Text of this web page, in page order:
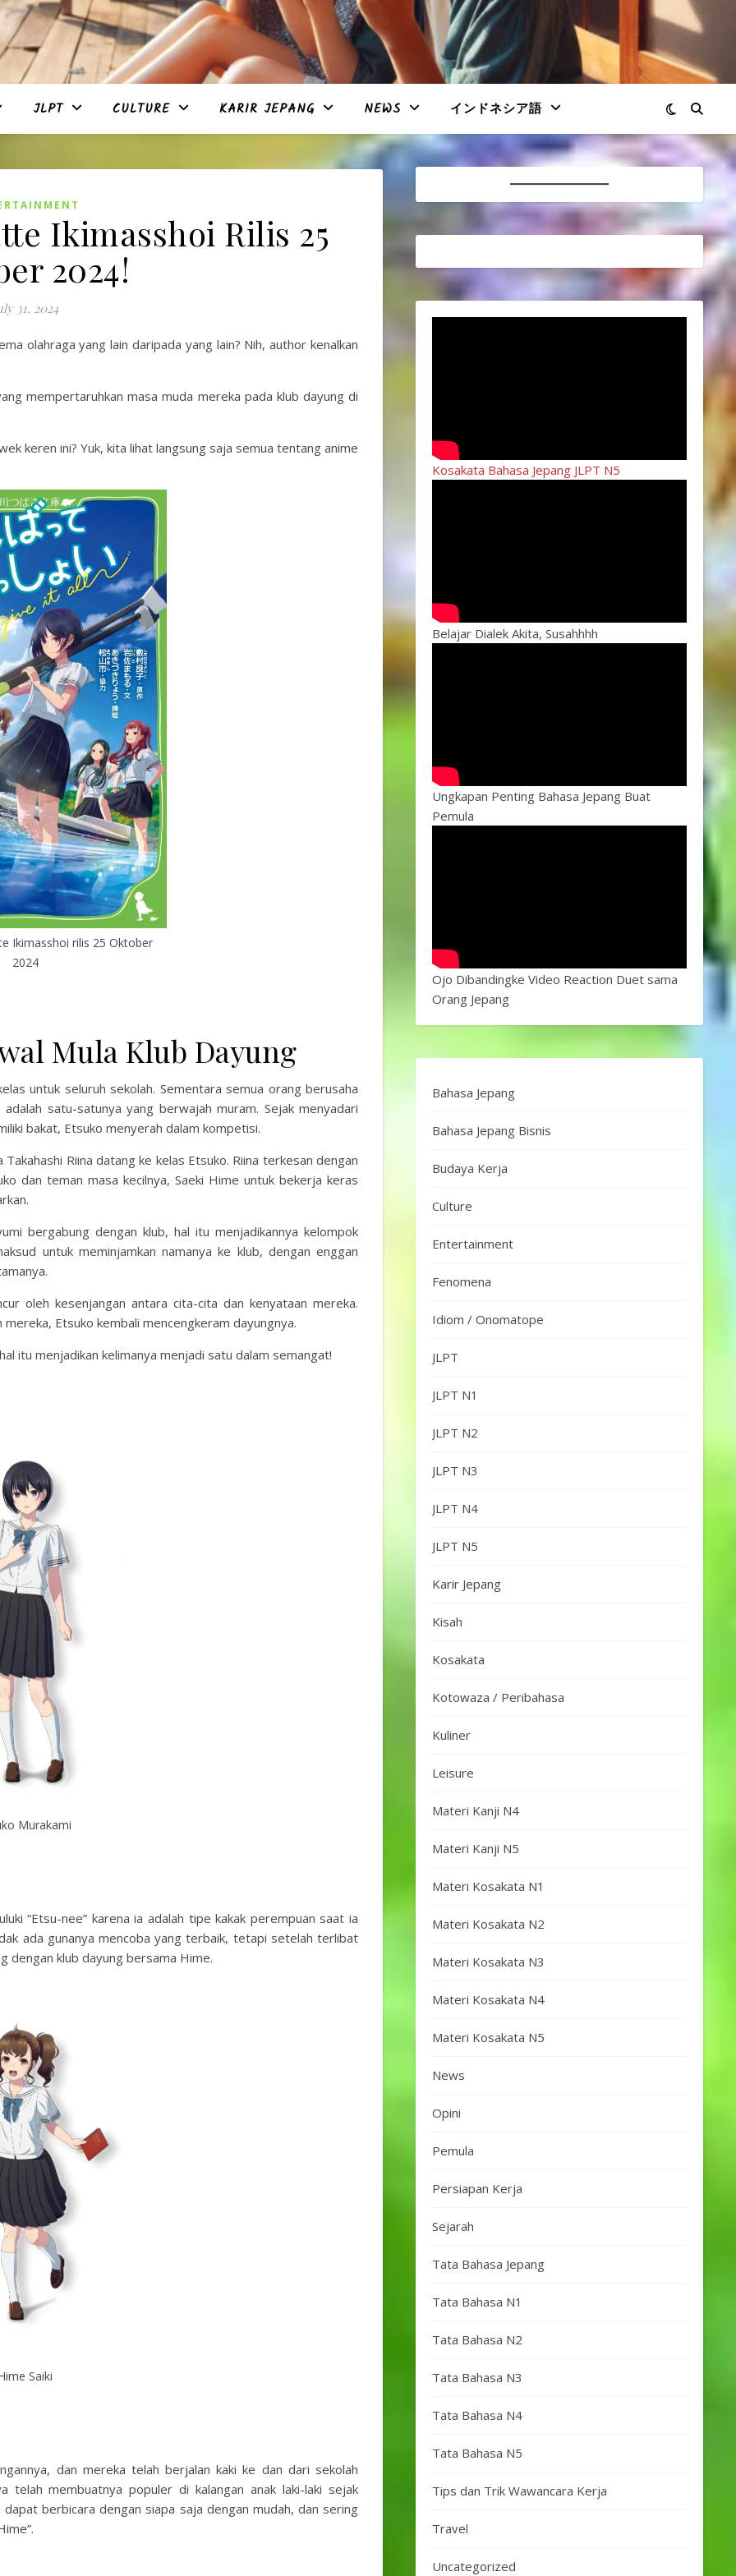
JLPT CULTURE KARIR JEPANG NEWS インドネシア語
Ikimasshoi Rilis 25
2024!
31, 2024
olahraga yang lain daripada yang lain? Nih, author kenalkan
mempertaruhkan masa muda mereka pada klub dayung di
keren ini? Yuk, kita lihat langsung saja semua tentang anime
Ikimasshoi rilis 25 Oktober
2024
Mula Klub Dayung
untuk seluruh sekolah. Sementara semua orang berusaha
satu-satunya yang berwajah muram. Sejak menyadari
bakat, Etsuko menyerah dalam kompetisi.
Riina datang ke kelas Etsuko. Riina terkesan dengan
dan teman masa kecilnya, Saeki Hime untuk bekerja keras
bergabung dengan klub, hal itu menjadikannya kelompok
untuk meminjamkan namanya ke klub, dengan enggan
oleh kesenjangan antara cita-cita dan kenyataan mereka.
Etsuko kembali mencengkeram dayungnya.
itu menjadikan kelimanya menjadi satu dalam semangat!
Murakami
“Etsu-nee” karena ia adalah tipe kakak perempuan saat ia
ada gunanya mencoba yang terbaik, tetapi setelah terlibat
dengan klub dayung bersama Hime.
Saiki
dan mereka telah berjalan kaki ke dan dari sekolah
telah membuatnya populer di kalangan anak laki-laki sejak
berbicara dengan siapa saja dengan mudah, dan sering
Kosakata Bahasa Jepang JLPT N5
Belajar Dialek Akita, Susahhhh
Ungkapan Penting Bahasa Jepang Buat
Pemula
Ojo Dibandingke Video Reaction Duet sama
Orang Jepang
Bahasa Jepang
Bahasa Jepang Bisnis
Budaya Kerja
Culture
Entertainment
Fenomena
Idiom / Onomatope
JLPT
JLPT N1
JLPT N2
JLPT N3
JLPT N4
JLPT N5
Karir Jepang
Kisah
Kosakata
Kotowaza / Peribahasa
Kuliner
Leisure
Materi Kanji N4
Materi Kanji N5
Materi Kosakata N1
Materi Kosakata N2
Materi Kosakata N3
Materi Kosakata N4
Materi Kosakata N5
News
Opini
Pemula
Persiapan Kerja
Sejarah
Tata Bahasa Jepang
Tata Bahasa N1
Tata Bahasa N2
Tata Bahasa N3
Tata Bahasa N4
Tata Bahasa N5
Tips dan Trik Wawancara Kerja
Travel
Uncategorized